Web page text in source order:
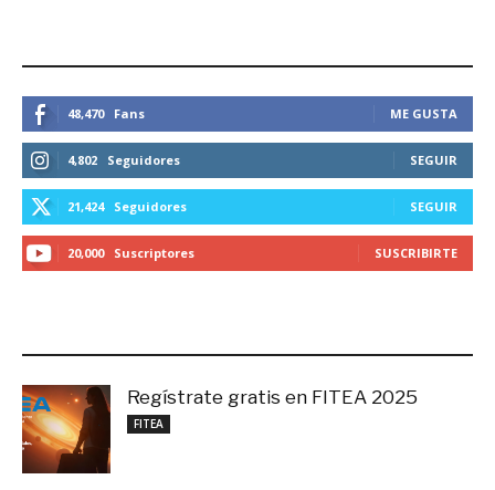
48,470 Fans ME GUSTA
4,802 Seguidores SEGUIR
21,424 Seguidores SEGUIR
20,000 Suscriptores SUSCRIBIRTE
Regístrate gratis en FITEA 2025
FITEA